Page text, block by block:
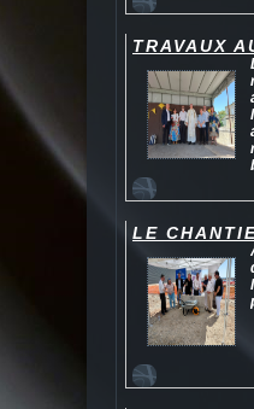
TRAVAUX
LE